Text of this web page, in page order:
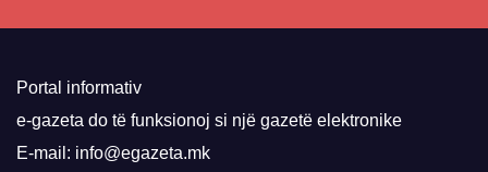
Portal informativ
e-gazeta do të funksionoj si një gazetë elektronike
E-mail: info@egazeta.mk